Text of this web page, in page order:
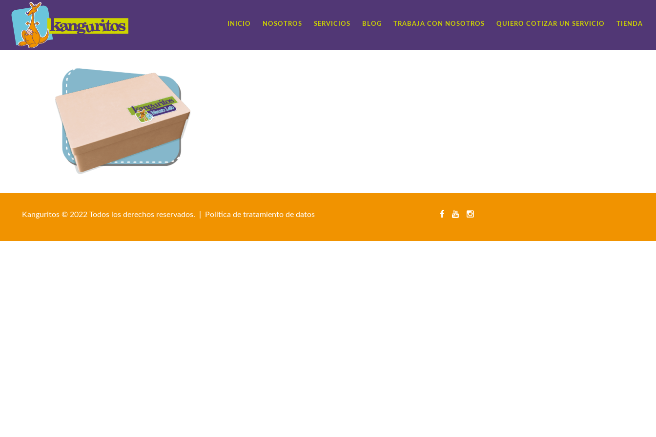
INICIO NOSOTROS SERVICIOS BLOG TRABAJA CON NOSOTROS QUIERO COTIZAR UN SERVICIO TIENDA
Kanguritos © 2022 Todos los derechos reservados. | Política de tratamiento de datos